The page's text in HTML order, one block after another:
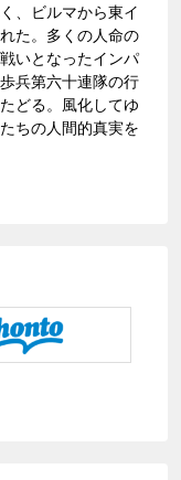
、ビルマから東イ
た。多くの人命の
いとなったインパ
兵第六十連隊の行
どる。風化してゆ
ちの人間的真実を